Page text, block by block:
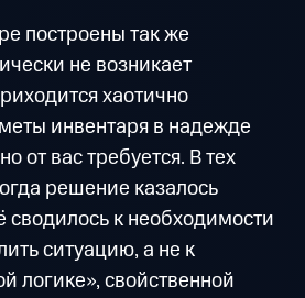
построены так же
не возникает
хаотично
инвентаря в надежде
от вас требуется. В тех
решение казалось
к необходимости
ситуацию, а не к
логике», свойственной